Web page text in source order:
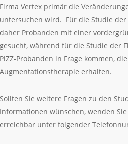
Firma Vertex primär die
untersuchen wird. Für die Studie
daher Probanden mit einer
gesucht, während für die Studie der
PiZZ-Probanden in Frage kommen,
Augmentationstherapie erhalten.
Sollten Sie weitere Fragen zu den
Informationen wünschen, wenden
erreichbar unter folgender